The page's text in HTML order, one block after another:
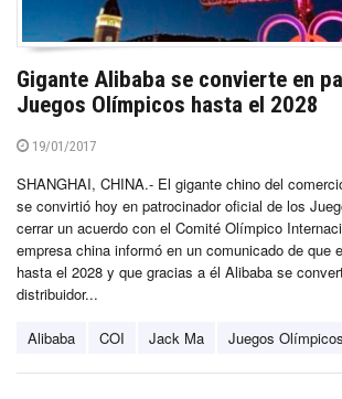
Gigante Alibaba se convierte en
Juegos Olímpicos hasta el 2028
19/01/2017
SHANGHAI, CHINA.- El gigante chino del
se convirtió hoy en patrocinador oficial de los
cerrar un acuerdo con el Comité Olímpico
empresa china informó en un comunicado de que
hasta el 2028 y que gracias a él Alibaba se
distribuidor...
Alibaba COI Jack Ma Juegos Olímpicos